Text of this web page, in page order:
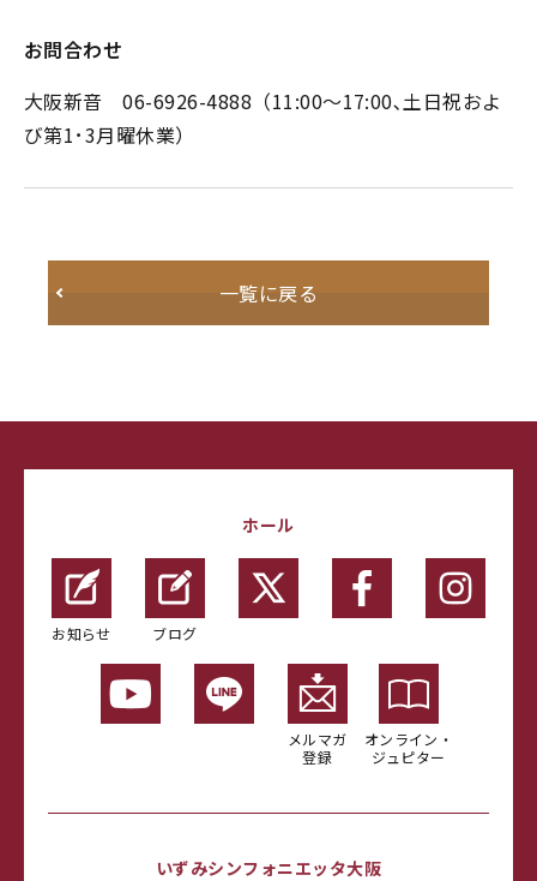
お問合わせ
大阪新音 06-6926-4888（11:00～17:00､土日祝およ
び第1･3月曜休業）
一覧に戻る
ホール
お知らせ ブログ
メルマガ
登録
オンライン・
ジュピター
いずみシンフォニエッタ大阪